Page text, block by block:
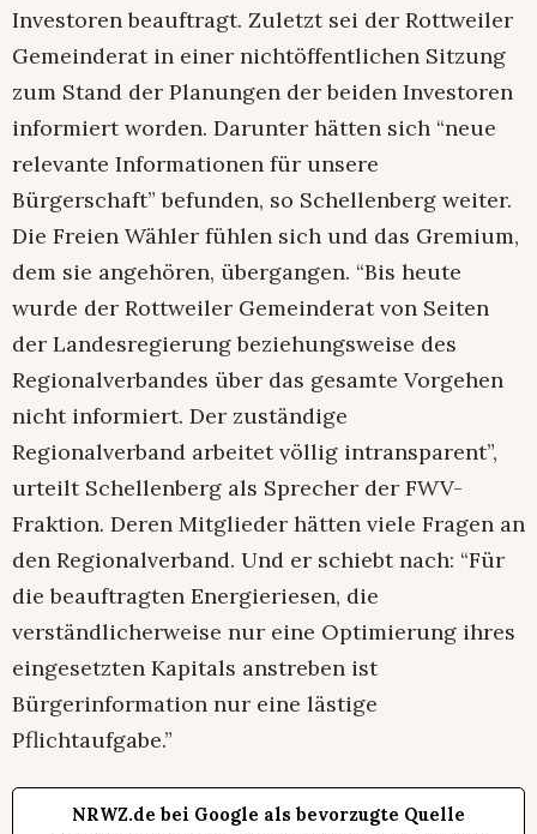
Investoren beauftragt. Zuletzt sei der Rottweiler
Gemeinderat in einer nichtöffentlichen Sitzung
zum Stand der Planungen der beiden Investoren
informiert worden. Darunter hätten sich “neue
relevante Informationen für unsere
Bürgerschaft” befunden, so Schellenberg weiter.
Die Freien Wähler fühlen sich und das Gremium,
dem sie angehören, übergangen. “Bis heute
wurde der Rottweiler Gemeinderat von Seiten
der Landesregierung beziehungsweise des
Regionalverbandes über das gesamte Vorgehen
nicht informiert. Der zuständige
Regionalverband arbeitet völlig intransparent”,
urteilt Schellenberg als Sprecher der FWV-
Fraktion. Deren Mitglieder hätten viele Fragen an
den Regionalverband. Und er schiebt nach: “Für
die beauftragten Energieriesen, die
verständlicherweise nur eine Optimierung ihres
eingesetzten Kapitals anstreben ist
Bürgerinformation nur eine lästige
Pflichtaufgabe.”
NRWZ.de bei Google als bevorzugte Quelle